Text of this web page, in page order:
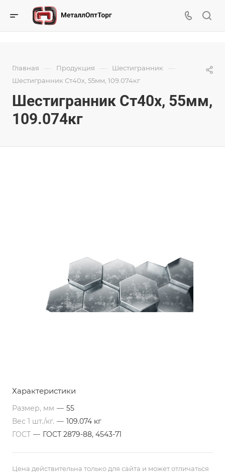
Главная — Продукция — Шестигранник —
Шестигранник Ст40х, 55мм, 109.074кг
Шестигранник Ст40х, 55мм,
109.074кг
Характеристики
Размер, мм — 55
Вес 1 шт./кг. — 109.074 кг
ГОСТ — ГОСТ 2879-88, 4543-71
Цена действительна только для сайта и может отличаться